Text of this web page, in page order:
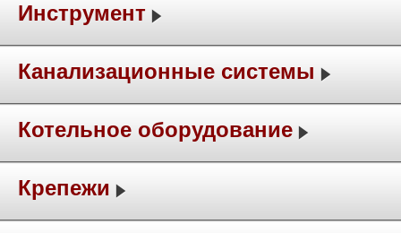
Инструмент
Канализационные системы
Котельное оборудование
Крепежи